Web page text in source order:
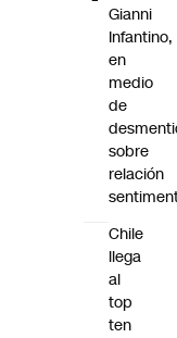
Gianni
Infantino,
en
medio
de
sobre
relación
Chile
llega
al
top
ten